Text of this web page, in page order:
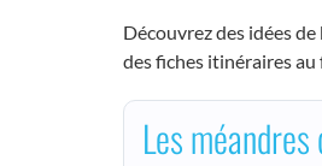
Découvrez des idées
des fiches itinéraires
Les